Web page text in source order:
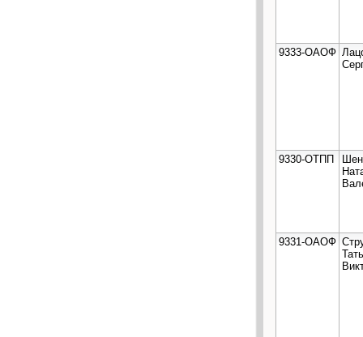
9333-ОАОФ
9330-ОТПП
9331-ОАОФ